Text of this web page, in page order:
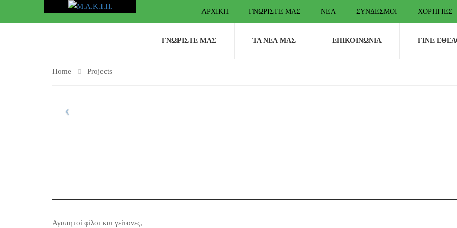
ΑΡΧΙΚΉ ΓΝΩΡΊΣΤΕ ΜΑΣ ΝΈΑ ΣΎΝΔΕΣΜΟΙ ΧΟΡΗΓΊΕΣ
ΓΝΩΡΊΣΤΕ ΜΑΣ ΤΑ ΝΈΑ ΜΑΣ ΕΠΙΚΟΙΝΩΝΊΑ ΓΊΝΕ
Home Projects
Αγαπητοί φίλοι και γείτονες,